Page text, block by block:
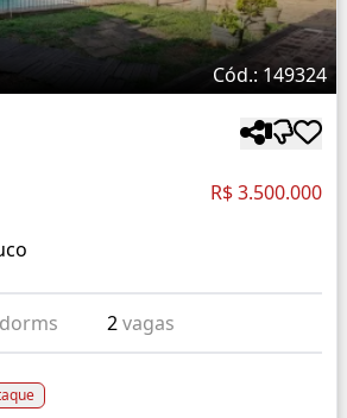
Cód.: 149324
R$ 3.500.000
dorms 2vagas